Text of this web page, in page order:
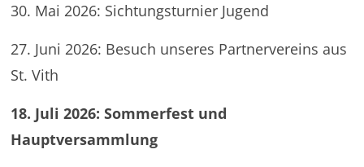
30. Mai 2026: Sichtungsturnier Jugend
27. Juni 2026: Besuch unseres Partnervereins aus
St. Vith
18. Juli 2026: Sommerfest und
Hauptversammlung